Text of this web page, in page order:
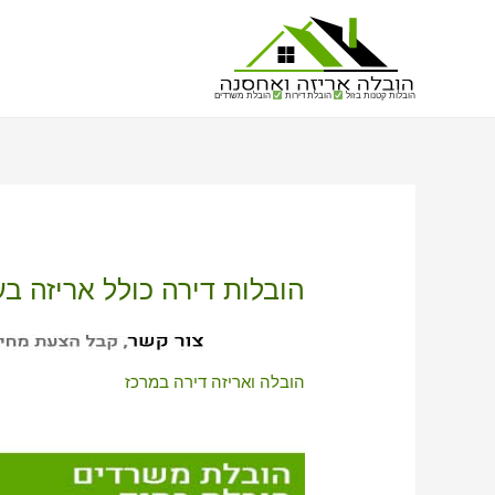
הובלות קטנות בזול הובלת דירות הובלת משרדים
הובלות דירה כולל אריזה
הובלה ואריזה דירה במרכז